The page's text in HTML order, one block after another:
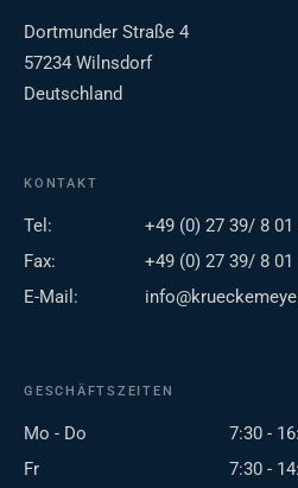
Dortmunder Straße 4
57234 Wilnsdorf
Deutschland
KONTAKT
Tel:
+49 (0) 27 39/ 8 01
Fax:
+49 (0) 27 39/ 8 01
E-Mail:
GESCHÄFTSZEITEN
Mo - Do
7:30 -
Fr
7:30 -